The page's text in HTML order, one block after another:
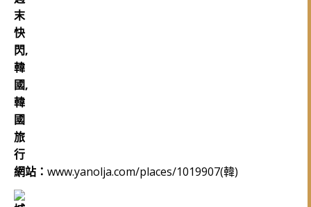
網站： www.yanolja.com/places/1019907(韓)